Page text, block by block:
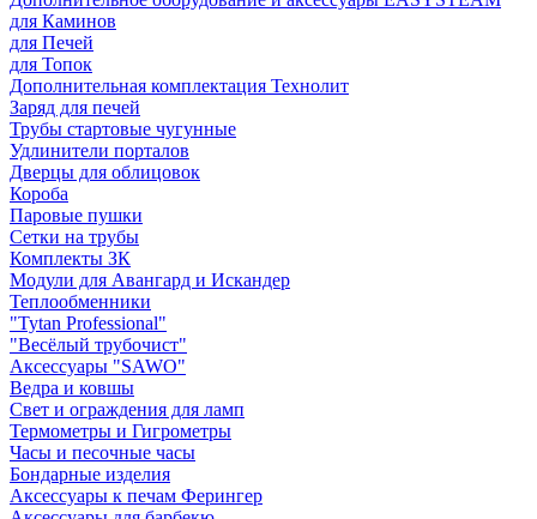
для Каминов
для Печей
для Топок
Дополнительная комплектация Технолит
Заряд для печей
Трубы стартовые чугунные
Удлинители порталов
Дверцы для облицовок
Короба
Паровые пушки
Сетки на трубы
Комплекты ЗК
Модули для Авангард и Искандер
Теплообменники
"Tytan Professional"
"Весёлый трубочист"
Аксессуары "SAWO"
Ведра и ковшы
Свет и ограждения для ламп
Термометры и Гигрометры
Часы и песочные часы
Бондарные изделия
Аксессуары к печам Ферингер